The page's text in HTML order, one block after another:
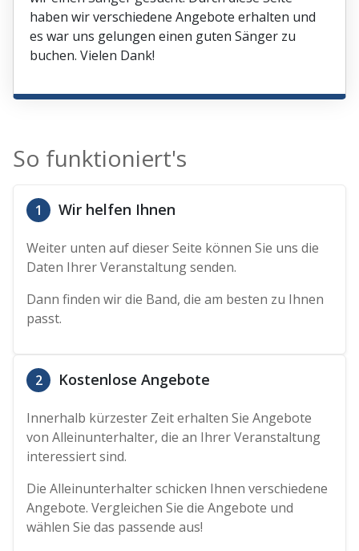
haben wir verschiedene Angebote erhalten und
es war uns gelungen einen guten Sänger zu
buchen. Vielen Dank!
So funktioniert's
1 Wir helfen Ihnen
Weiter unten auf dieser Seite können Sie uns die
Daten Ihrer Veranstaltung senden.
Dann finden wir die Band, die am besten zu Ihnen
passt.
2 Kostenlose Angebote
Innerhalb kürzester Zeit erhalten Sie Angebote
von Alleinunterhalter, die an Ihrer Veranstaltung
interessiert sind.
Die Alleinunterhalter schicken Ihnen verschiedene
Angebote. Vergleichen Sie die Angebote und
wählen Sie das passende aus!